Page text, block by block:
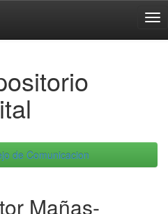
de Comunicacion
Mañas-